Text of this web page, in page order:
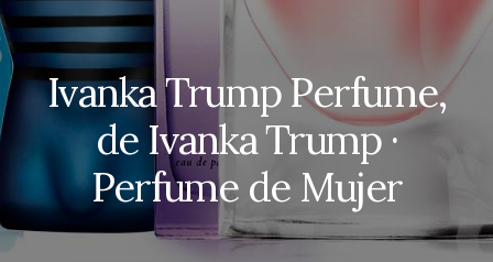
Ivanka Trump Perfume,
de Ivanka Trump ·
Perfume de Mujer